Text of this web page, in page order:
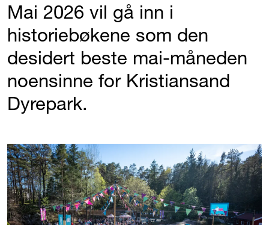
Mai 2026 vil gå inn i
historiebøkene som den
desidert beste mai-måneden
noensinne for Kristiansand
Dyrepark.